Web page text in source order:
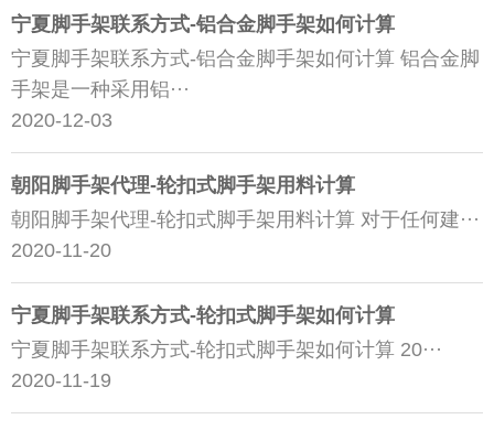
宁夏脚手架联系方式-铝合金脚手架如何计算
宁夏脚手架联系方式-铝合金脚手架如何计算 铝合金脚
手架是一种采用铝···
2020-12-03
朝阳脚手架代理-轮扣式脚手架用料计算
朝阳脚手架代理-轮扣式脚手架用料计算 对于任何建···
2020-11-20
宁夏脚手架联系方式-轮扣式脚手架如何计算
宁夏脚手架联系方式-轮扣式脚手架如何计算 20···
2020-11-19